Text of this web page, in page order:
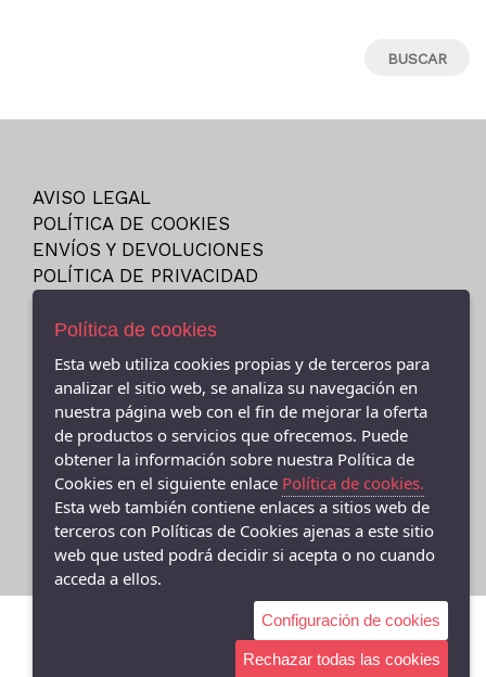
23
23.5
24
25
25-26
26
27
27-35
27.5
28
28-29
MIZUNO
NEW BALANCE
NIKE
PITAS
SKECHERS
VANS
VICTORIA
AVISO LEGAL
POLÍTICA DE COOKIES
ENVÍOS Y DEVOLUCIONES
POLÍTICA DE PRIVACIDAD
- (CEE ) AVDA.LINO RODRIGUEZ MADERO 9, Cee - 15270 (A
981706131
- (FISTERRA) C/ FEDERICO AVILA 7 BAJO (FINISTERRE), Fisterra
- 15155 (A Coruña)
981 74 0671
Política de cookies
Esta web utiliza cookies propias y de terceros para
analizar el sitio web, se analiza su navegación en
nuestra página web con el fin de mejorar la oferta
de productos o servicios que ofrecemos. Puede
obtener la información sobre nuestra Política de
Cookies en el siguiente enlace Política de cookies.
Esta web también contiene enlaces a sitios web de
terceros con Políticas de Cookies ajenas a este sitio
web que usted podrá decidir si acepta o no cuando
acceda a ellos.
Configuración de cookies
Rechazar todas las cookies